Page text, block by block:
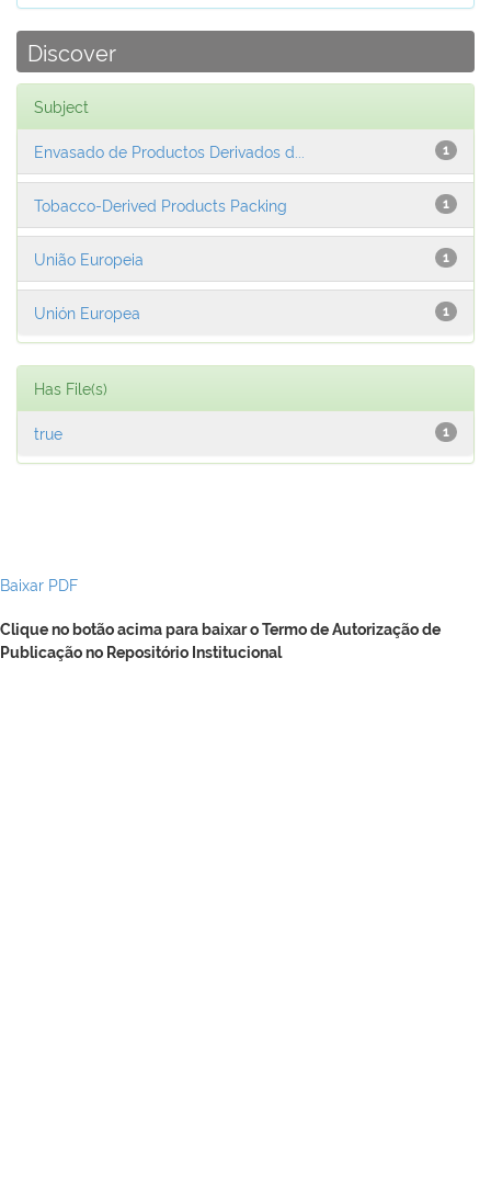
Discover
Subject
1
Envasado de Productos Derivados d...
1
Tobacco-Derived Products Packing
1
União Europeia
1
Unión Europea
Has File(s)
1
true
Baixar PDF
Clique no botão acima para baixar o Termo de Autorização de
Publicação no Repositório Institucional